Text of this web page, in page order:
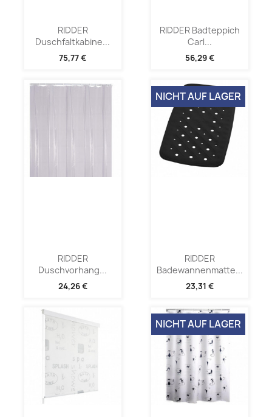
RIDDER
Duschfaltkabine...
75,77 €
RIDDER Badteppich
Carl...
56,29 €
RIDDER
Duschvorhang...
24,26 €
RIDDER
Badewannenmatte...
23,31 €
NICHT AUF LAGER
NICHT AUF LAGER